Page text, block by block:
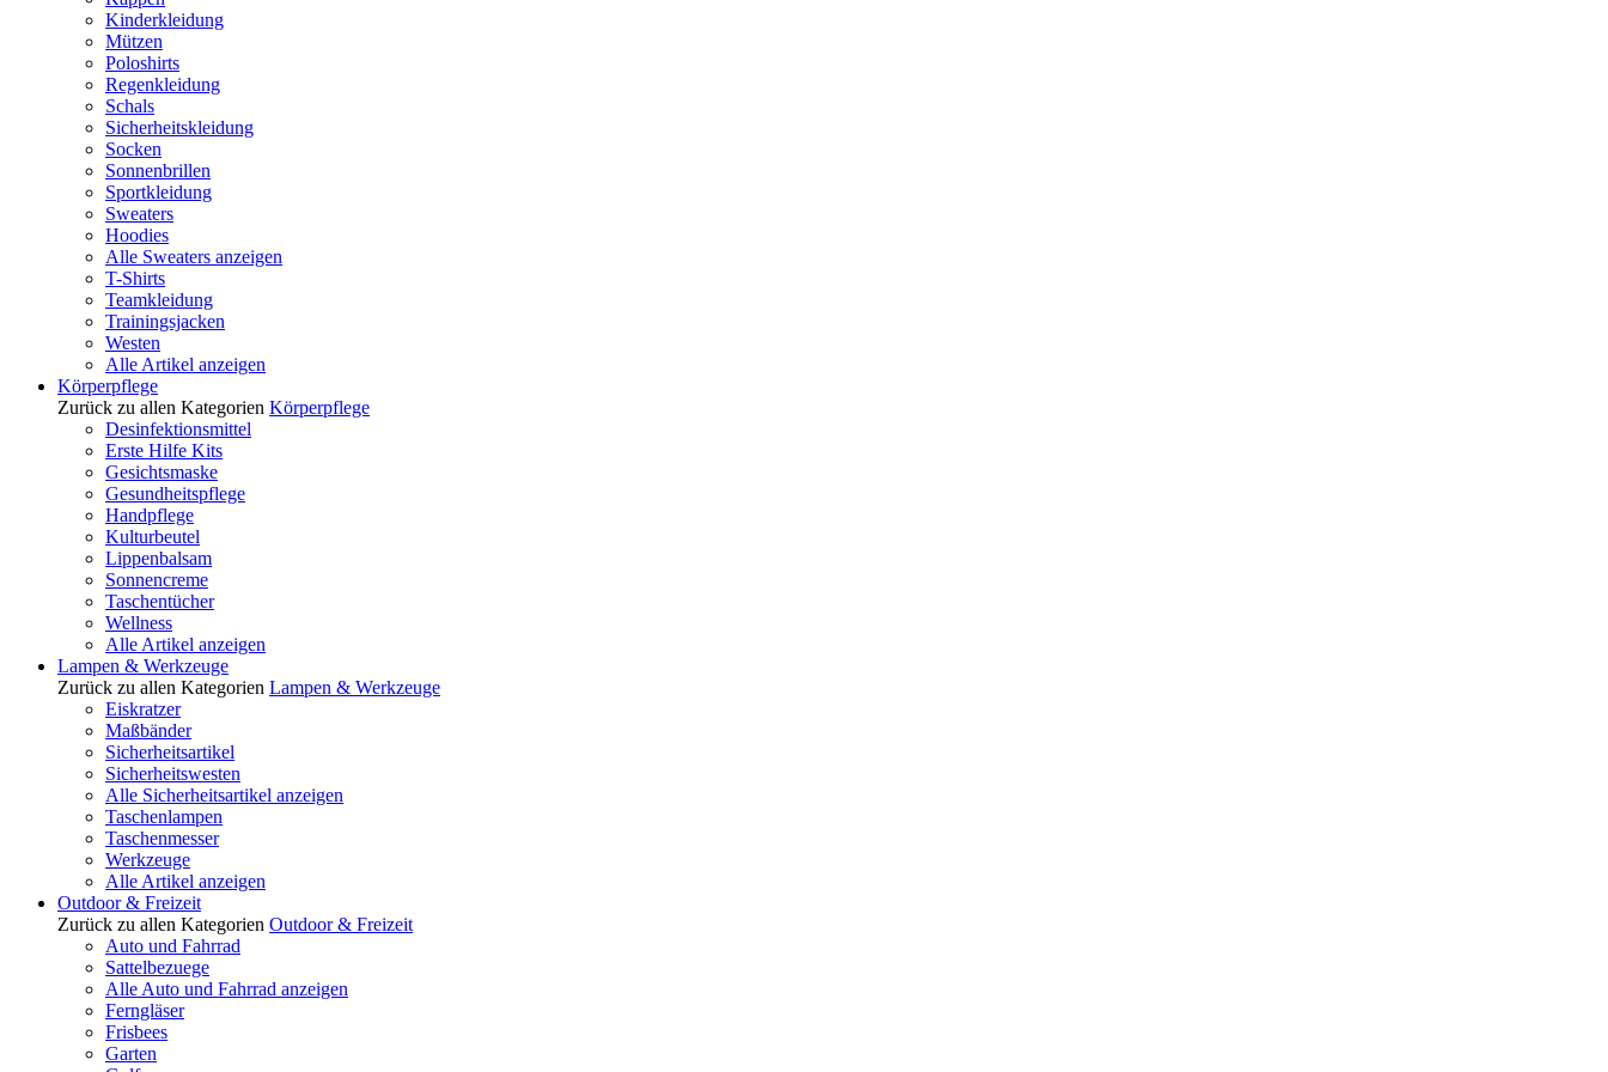
Kinderkleidung
Mützen
Poloshirts
Regenkleidung
Schals
Sicherheitskleidung
Socken
Sonnenbrillen
Sportkleidung
Sweaters
Hoodies
Alle Sweaters anzeigen
T-Shirts
Teamkleidung
Trainingsjacken
Westen
Alle Artikel anzeigen
Körperpflege
Zurück zu allen Kategorien Körperpflege
Desinfektionsmittel
Erste Hilfe Kits
Gesichtsmaske
Gesundheitspflege
Handpflege
Kulturbeutel
Lippenbalsam
Sonnencreme
Taschentücher
Wellness
Alle Artikel anzeigen
Lampen & Werkzeuge
Zurück zu allen Kategorien Lampen & Werkzeuge
Eiskratzer
Maßbänder
Sicherheitsartikel
Sicherheitswesten
Alle Sicherheitsartikel anzeigen
Taschenlampen
Taschenmesser
Werkzeuge
Alle Artikel anzeigen
Outdoor & Freizeit
Zurück zu allen Kategorien Outdoor & Freizeit
Auto und Fahrrad
Sattelbezuege
Alle Auto und Fahrrad anzeigen
Ferngläser
Frisbees
Garten